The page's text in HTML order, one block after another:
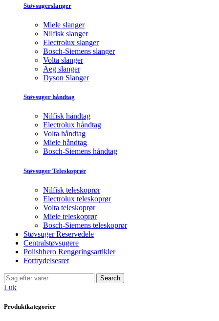
Støvsugerslanger
Miele slanger
Nilfisk slanger
Electrolux slanger
Bosch-Siemens slanger
Volta slanger
Aeg slanger
Dyson Slanger
Støvsuger håndtag
Nilfisk håndtag
Electrolux håndtag
Volta håndtag
Miele håndtag
Bosch-Siemens håndtag
Støvsuger Teleskoprør
Nilfisk teleskoprør
Electrolux teleskoprør
Volta teleskoprør
Miele teleskoprør
Bosch-Siemens teleskoprør
Støvsuger Reservedele
Centralstøvsugere
Polishhero Rengøringsartikler
Fortrydelsesret
Search
Luk
Produktkategorier